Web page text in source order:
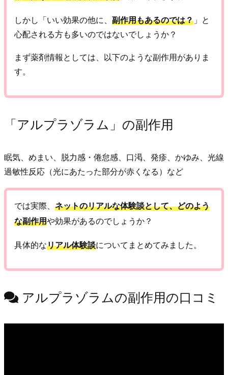
しかし「いい効果の他に、 副作用もあるのでは？ 」と
心配される方も多いのではないでしょうか？
まず薬剤情報としては、以下のような副作用がありま
す。
「アルプラゾラム」の副作用
眠気、めまい、脱力感・倦怠感、口渇、発疹、かゆみ、光線
過敏性反応（光にあたった部分が赤くなる）など
では実際、 ネットのリアルな体験談として、どのよう
な副作用や効果があるのでしょうか？
具体的なリアル体験談についてまとめてみました。
アルプラゾラムの副作用の口コミ